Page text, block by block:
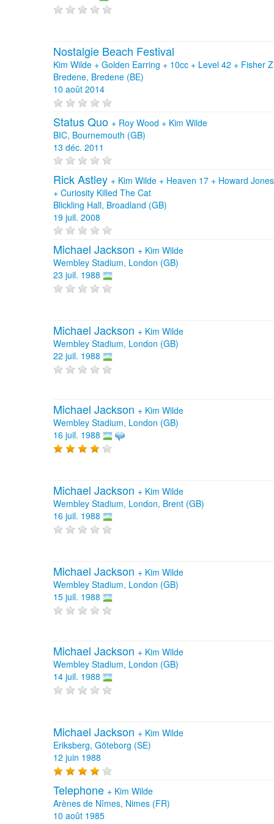
Nostalgie Beach Festival
Kim Wilde + Golden Earring + 10cc + Level 42 + Fisher
Bredene, Bredene (BE)
10 août 2014
Status Quo + Roy Wood + Kim Wilde
BIC, Bournemouth (GB)
13 déc. 2011
Rick Astley + Kim Wilde + Heaven 17 + Howard
+ Curiosity Killed The Cat
Blickling Hall, Broadland (GB)
19 juil. 2008
Michael Jackson + Kim Wilde
Wembley Stadium, London (GB)
23 juil. 1988
Michael Jackson + Kim Wilde
Wembley Stadium, London (GB)
22 juil. 1988
Michael Jackson + Kim Wilde
Wembley Stadium, London (GB)
16 juil. 1988
Michael Jackson + Kim Wilde
Wembley Stadium, London, Brent (GB)
16 juil. 1988
Michael Jackson + Kim Wilde
Wembley Stadium, London (GB)
15 juil. 1988
Michael Jackson + Kim Wilde
Wembley Stadium, London (GB)
14 juil. 1988
Michael Jackson + Kim Wilde
Eriksberg, Göteborg (SE)
12 juin 1988
Telephone + Kim Wilde
Arènes de Nîmes, Nimes (FR)
10 août 1985